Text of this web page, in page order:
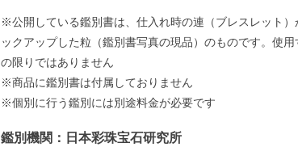
※公開している鑑別書は、仕入れ時の連（ブレスレット）
ックアップした粒（鑑別書写真の現品）のものです。使用
の限りではありません
※商品に鑑別書は付属しておりません
※個別に行う鑑別には別途料金が必要です
鑑別機関：日本彩珠宝石研究所